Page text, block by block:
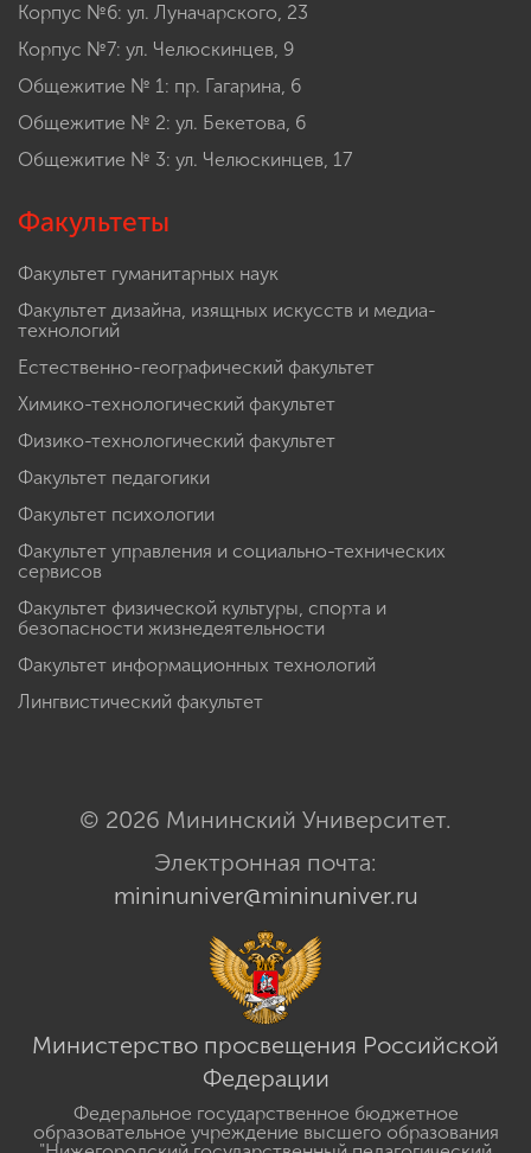
Корпус №6: ул. Луначарского, 23
Корпус №7: ул. Челюскинцев, 9
Общежитие № 1: пр. Гагарина, 6
Общежитие № 2: ул. Бекетова, 6
Общежитие № 3: ул. Челюскинцев, 17
Факультеты
Факультет гуманитарных наук
Факультет дизайна, изящных искусств и медиа-
технологий
Естественно-географический факультет
Химико-технологический факультет
Физико-технологический факультет
Факультет педагогики
Факультет психологии
Факультет управления и социально-технических
сервисов
Факультет физической культуры, спорта и
безопасности жизнедеятельности
Факультет информационных технологий
Лингвистический факультет
© 2026 Мининский Университет.
Электронная почта:
mininuniver@mininuniver.ru
Министерство просвещения Российской
Федерации
Федеральное государственное бюджетное
образовательное учреждение высшего образования